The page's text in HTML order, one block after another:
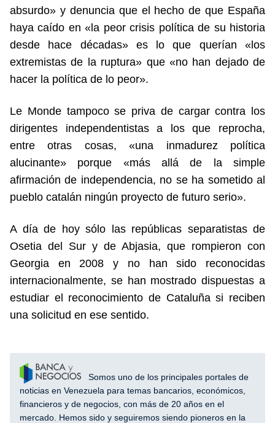
absurdo» y denuncia que el hecho de que España
haya caído en «la peor crisis política de su historia
desde hace décadas» es lo que querían «los
extremistas de la ruptura» que «no han dejado de
hacer la política de lo peor».
Le Monde tampoco se priva de cargar contra los
dirigentes independentistas a los que reprocha,
entre otras cosas, «una inmadurez política
alucinante» porque «más allá de la simple
afirmación de independencia, no se ha sometido al
pueblo catalán ningún proyecto de futuro serio».
A día de hoy sólo las repúblicas separatistas de
Osetia del Sur y de Abjasia, que rompieron con
Georgia en 2008 y no han sido reconocidas
internacionalmente, se han mostrado dispuestas a
estudiar el reconocimiento de Cataluña si reciben
una solicitud en ese sentido.
Somos uno de los principales portales de
noticias en Venezuela para temas bancarios, económicos,
financieros y de negocios, con más de 20 años en el
mercado. Hemos sido y seguiremos siendo pioneros en la